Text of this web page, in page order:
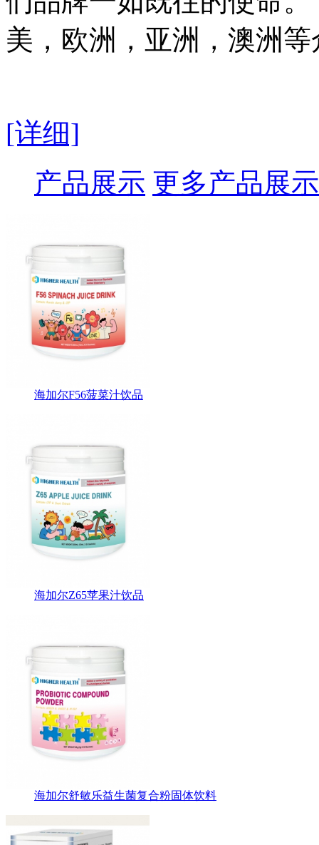
美，欧洲，亚洲，澳洲
[详细]
产品展示 更多产品展示
海加尔F56菠菜汁饮品
海加尔Z65苹果汁饮品
海加尔舒敏乐益生菌复合粉固体饮料